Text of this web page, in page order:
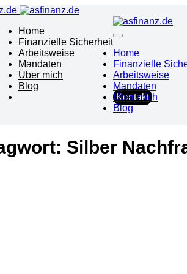
Home
Finanzielle Sicherheit
Arbeitsweise
Mandaten
Über mich
Blog
Kontakt
Home
Finanzielle
Arbeitsweise
Mandaten
Über mich
Blog
Silber